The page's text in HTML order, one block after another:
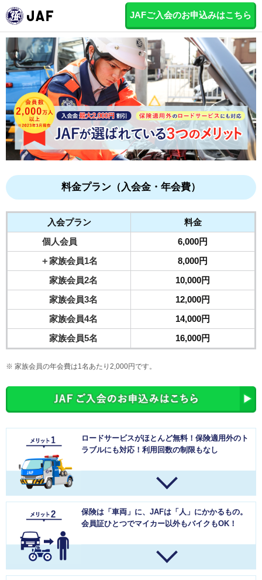
JAFご入会のお申込みはこちら
料金プラン（入会金・年会費）
入会プラン
料金
個人会員
6,000円
＋家族会員1名
8,000円
家族会員2名
10,000円
家族会員3名
12,000円
家族会員4名
14,000円
家族会員5名
16,000円
家族会員の年会費は1名あたり2,000円です。
ロードサービスがほとんど無料！保険適用外のト
ラブルにも対応！利用回数の制限もなし
保険は「車両」に、JAFは「人」にかかるもの。
会員証ひとつでマイカー以外もバイクもOK！